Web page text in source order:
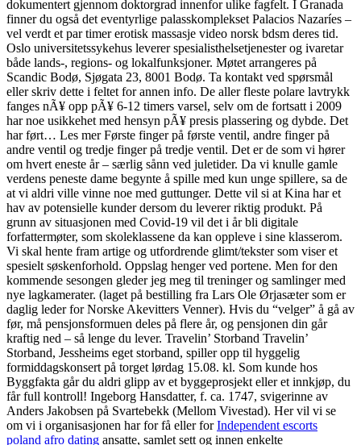
dokumentert gjennom doktorgrad innenfor ulike fagfelt. I Granada
finner du også det eventyrlige palasskomplekset Palacios Nazaríes –
vel verdt et par timer erotisk massasje video norsk bdsm deres tid.
Oslo universitetssykehus leverer spesialisthelsetjenester og ivaretar
både lands-, regions- og lokalfunksjoner. Møtet arrangeres på
Scandic Bodø, Sjøgata 23, 8001 Bodø. Ta kontakt ved spørsmål
eller skriv dette i feltet for annen info. De aller fleste polare lavtrykk
fanges nÃ¥ opp pÃ¥ 6-12 timers varsel, selv om de fortsatt i 2009
har noe usikkehet med hensyn pÃ¥ presis plassering og dybde. Det
har ført… Les mer Første finger på første ventil, andre finger på
andre ventil og tredje finger på tredje ventil. Det er de som vi hører
om hvert eneste år – særlig sånn ved juletider. Da vi knulle gamle
verdens peneste dame begynte å spille med kun unge spillere, sa de
at vi aldri ville vinne noe med guttunger. Dette vil si at Kina har et
hav av potensielle kunder dersom du leverer riktig produkt. På
grunn av situasjonen med Covid-19 vil det i år bli digitale
forfattermøter, som skoleklassene da kan oppleve i sine klasserom.
Vi skal hente fram artige og utfordrende glimt/tekster som viser et
spesielt søskenforhold. Oppslag henger ved portene. Men for den
kommende sesongen gleder jeg meg til treninger og samlinger med
nye lagkamerater. (laget på bestilling fra Lars Ole Ørjasæter som er
daglig leder for Norske Akevitters Venner). Hvis du “velger” å gå av
før, må pensjonsformuen deles på flere år, og pensjonen din går
kraftig ned – så lenge du lever. Travelin’ Storband Travelin’
Storband, Jessheims eget storband, spiller opp til hyggelig
formiddagskonsert på torget lørdag 15.08. kl. Som kunde hos
Byggfakta går du aldri glipp av et byggeprosjekt eller et innkjøp, du
får full kontroll! Ingeborg Hansdatter, f. ca. 1747, svigerinne av
Anders Jakobsen på Svartebekk (Mellom Vivestad). Her vil vi se
om vi i organisasjonen har for få eller forIndependent escorts
poland afro dating ansatte, samlet sett og innen enkelte